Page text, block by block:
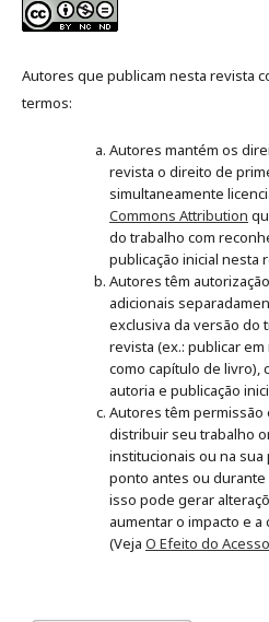
Autores que publicam nesta revista
termos:
Autores mantém os
revista o direito de
simultaneamente
Commons Attribution
do trabalho com
publicação inicial nesta
Autores têm
adicionais
exclusiva da versão do
revista (ex.: publicar
como capítulo de livro),
autoria e publicação
Autores têm permissão
distribuir seu trabalho
institucionais ou na
ponto antes ou
isso pode gerar
aumentar o impacto e
(Veja O Efeito do